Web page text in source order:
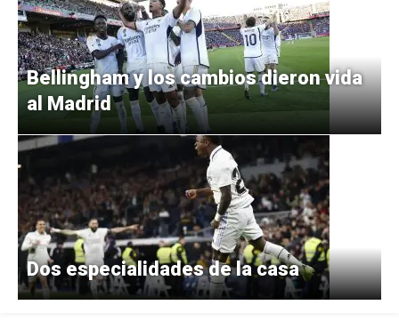
Bellingham y los cambios dieron vida
al Madrid
Dos especialidades de la casa